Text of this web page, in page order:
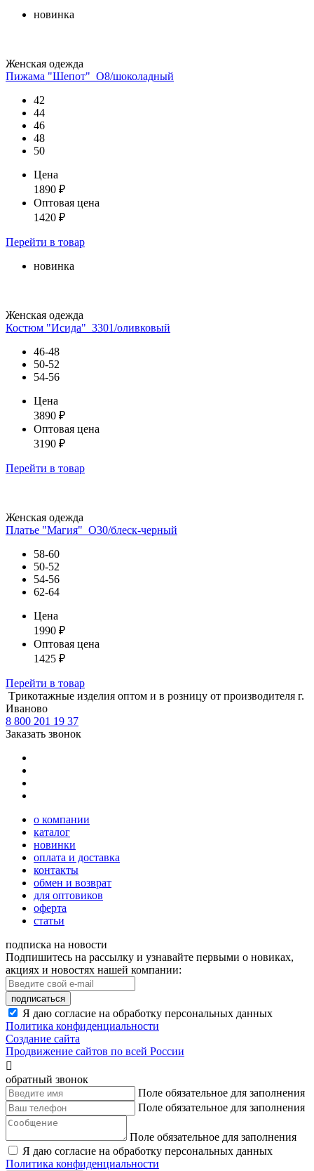
новинка
Женская одежда
Пижама "Шепот"_О8/шоколадный
42
44
46
48
50
Цена
1890 ₽
Оптовая цена
1420 ₽
Перейти в товар
новинка
Женская одежда
Костюм "Исида"_3301/оливковый
46-48
50-52
54-56
Цена
3890 ₽
Оптовая цена
3190 ₽
Перейти в товар
Женская одежда
Платье "Магия"_О30/блеск-черный
58-60
50-52
54-56
62-64
Цена
1990 ₽
Оптовая цена
1425 ₽
Перейти в товар
Tрикотажные изделия оптом и в розницу от производителя г.
Иваново
8 800 201 19 37
Заказать звонок
о компании
каталог
новинки
оплата и доставка
контакты
обмен и возврат
для оптовиков
оферта
статьи
подписка на новости
Подпишитесь на рассылку и узнавайте первыми о новиках,
акциях и новостях нашей компании:
подписаться
Я даю согласие на обработку персональных данных
Политика конфиденциальности
Создание сайта
Продвижение сайтов по всей России

обратный звонок
Поле обязательное для заполнения
Поле обязательное для заполнения
Поле обязательное для заполнения
Я даю согласие на обработку персональных данных
Политика конфиденциальности